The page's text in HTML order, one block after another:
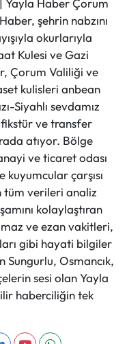
Yayla Haber Çorum
şehrin nabzını
okurlarıyla
Kulesi ve Gazi
Çorum Valiliği ve
kulisleri anbean
Siyahlı sevdamız
ve transfer
atıyor. Bölge
ve ticaret odası
çarşısı
tüm verileri analiz
kolaylaştıran
ve ezan vakitleri,
gibi hayati bilgiler
Sungurlu, Osmancık,
sesi olan Yayla
haberciliğin tek